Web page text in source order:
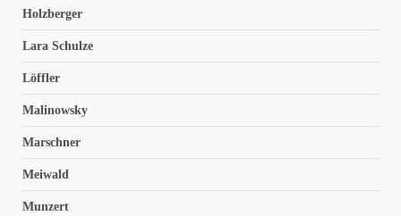
Holzberger
Lara Schulze
Löffler
Malinowsky
Marschner
Meiwald
Munzert